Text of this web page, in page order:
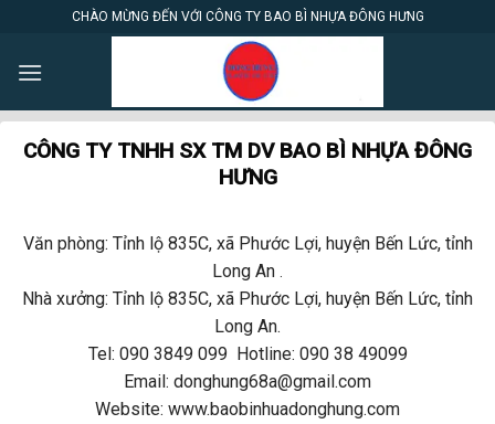
content
CHÀO MỪNG ĐẾN VỚI CÔNG TY BAO BÌ NHỰA ĐÔNG HƯNG
CÔNG TY TNHH SX TM DV BAO BÌ NHỰA ĐÔNG
HƯNG
Văn phòng: Tỉnh lộ 835C, xã Phước Lợi, huyện Bến Lức, tỉnh
Long An .
Nhà xưởng: Tỉnh lộ 835C, xã Phước Lợi, huyện Bến Lức, tỉnh
Long An.
Tel: 090 3849 099 Hotline: 090 38 49099
Email: donghung68a@gmail.com
Website: www.baobinhuadonghung.com